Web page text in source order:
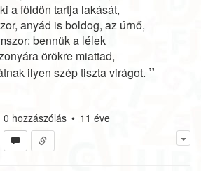
a földön tartja lakását,
anyád is boldog, az úrnő,
bennük a lélek
örökre miattad,
ilyen szép tiszta virágot. ”
0 hozzászólás • 11 éve